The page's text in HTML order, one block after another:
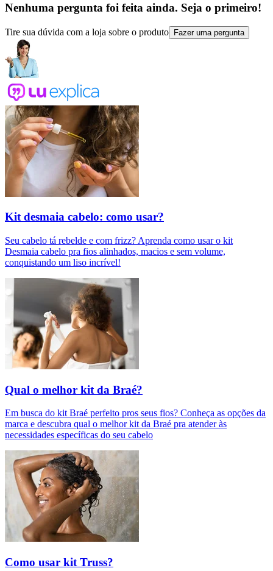
Nenhuma pergunta foi feita ainda. Seja o primeiro!
Tire sua dúvida com a loja sobre o produto Fazer uma pergunta
Kit desmaia cabelo: como usar?
Seu cabelo tá rebelde e com frizz? Aprenda como usar o kit
Desmaia cabelo pra fios alinhados, macios e sem volume,
conquistando um liso incrível!
Qual o melhor kit da Braé?
Em busca do kit Braé perfeito pros seus fios? Conheça as opções da
marca e descubra qual o melhor kit da Braé pra atender às
necessidades específicas do seu cabelo
Como usar kit Truss?